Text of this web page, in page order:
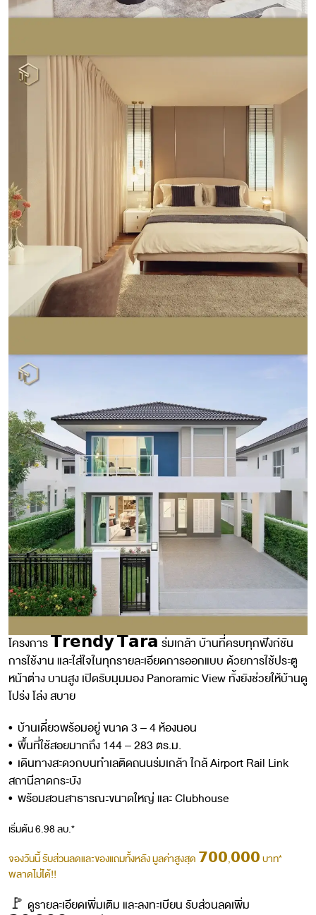
โครงการ 𝗧𝗿𝗲𝗻𝗱𝘆 𝗧𝗮𝗿𝗮 ร่มเกล้า บ้านที่ครบทุกฟังก์ชัน
การใช้งาน และใส่ใจในทุกรายละเอียดการออกแบบ ด้วยการใช้ประตู
หน้าต่าง บานสูง เปิดรับมุมมอง Panoramic View ทั้งยังช่วยให้บ้านดู
โปร่ง โล่ง สบาย
• บ้านเดี่ยวพร้อมอยู่ ขนาด 3 – 4 ห้องนอน
• พื้นที่ใช้สอยมากถึง 144 – 283 ตร.ม.
• เดินทางสะดวกบนทำเลติดถนนร่มเกล้า ใกล้ Airport Rail Link
สถานีลาดกระบัง
• พร้อมสวนสาธารณะขนาดใหญ่ และ Clubhouse
เริ่มต้น 6.98 ลบ.*
จองวันนี้ รับส่วนลดและของแถมทั้งหลัง มูลค่าสูงสุด 𝟳𝟬𝟬,𝟬𝟬𝟬 บาท*
พลาดไม่ได้!!
🚩 ดูรายละเอียดเพิ่มเติม และลงทะเบียน รับส่วนลดเพิ่ม